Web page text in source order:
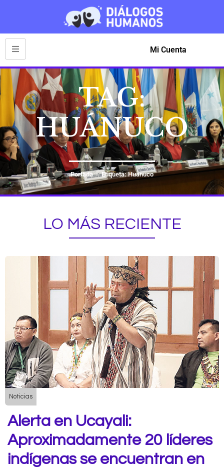
Mi Cuenta
TAG:
HUÁNUCO
Portada Etiqueta: Huánuco
LO MÁS RECIENTE
Noticias
Alerta en Ucayali:
Aproximadamente 20 líderes
indígenas se encuentran en